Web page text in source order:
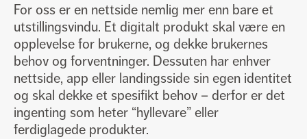
For oss er en nettside nemlig mer enn bare et
utstillingsvindu. Et digitalt produkt skal være en
opplevelse for brukerne, og dekke brukernes
behov og forventninger. Dessuten har enhver
nettside, app eller landingsside sin egen identitet
og skal dekke et spesifikt behov – derfor er det
ingenting som heter “hyllevare” eller
ferdiglagede produkter.